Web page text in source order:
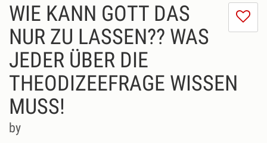
I
WIE KANN GOTT DAS
NUR ZU LASSEN?? WAS
JEDER ÜBER DIE
THEODIZEEFRAGE WISSEN
MUSS!
by